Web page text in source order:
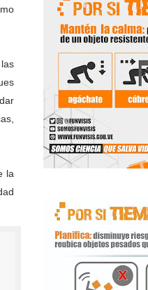
Libertador
jornada vacacional
territorial
de agua
la